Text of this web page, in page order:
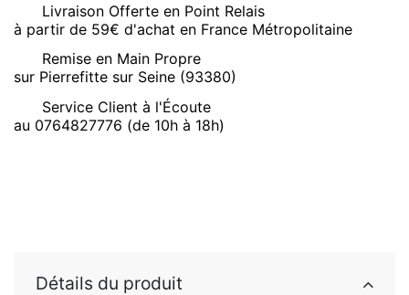
Livraison Offerte en Point Relais
à partir de 59€ d'achat en France Métropolitaine
Remise en Main Propre
sur Pierrefitte sur Seine (93380)
Service Client à l'Écoute
au 0764827776 (de 10h à 18h)
Détails du produit